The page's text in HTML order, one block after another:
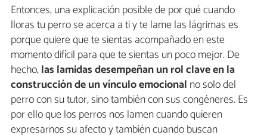
Entonces, una explicación posible de por qué cuando
lloras tu perro se acerca a ti y te lame las lágrimas es
porque quiere que te sientas acompañado en este
momento difícil para que te sientas un poco mejor. De
hecho,las lamidas desempeñan un rol clave en la
construcción de un vínculo emocional no solo del
perro con su tutor, sino también con sus congéneres. Es
por ello que los perros nos lamen cuando quieren
expresarnos su afecto y también cuando buscan